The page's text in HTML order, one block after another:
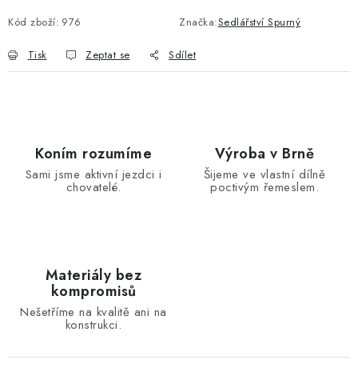
Kód zboží: 976 Značka:Sedlářství Spurný
Tisk Zeptat se Sdílet
Koním rozumíme
Sami jsme aktivní jezdci i
chovatelé.
Výroba v Brně
Šijeme ve vlastní dílně
poctivým řemeslem.
Materiály bez
kompromisů
Nešetříme na kvalitě ani na
konstrukci.